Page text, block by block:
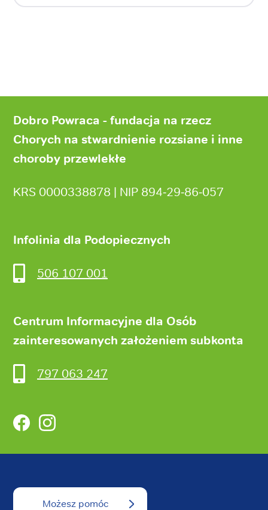
stronyDobro Powraca - fundacja na rzecz
Chorych na stwardnienie rozsiane i inne
choroby przewlekłe
KRS 0000338878 | NIP 894‑29‑86‑057
Infolinia dla Podopiecznych
506 107 001
Centrum Informacyjne dla Osób
zainteresowanych założeniem subkonta
797 063 247
FacebookInstagram
Możesz pomóc